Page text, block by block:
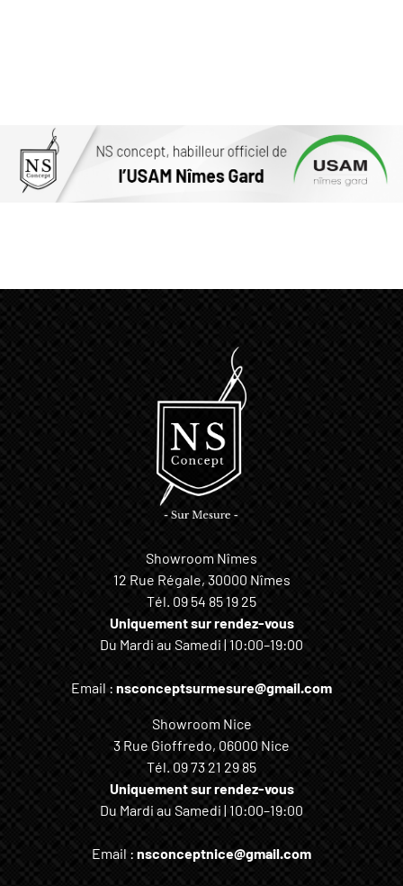
Showroom Nîmes
12 Rue Régale, 30000 Nîmes
Tél. 09 54 85 19 25
Uniquement sur rendez-vous
Du Mardi au Samedi | 10:00–19:00
Email : nsconceptsurmesure@gmail.com
Showroom Nice
3 Rue Gioffredo, 06000 Nice
Tél. 09 73 21 29 85
Uniquement sur rendez-vous
Du Mardi au Samedi | 10:00–19:00
Email : nsconceptnice@gmail.com